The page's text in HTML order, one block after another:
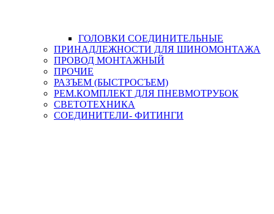
ГОЛОВКИ СОЕДИНИТЕЛЬНЫЕ
ПРИНАДЛЕЖНОСТИ ДЛЯ ШИНОМОНТАЖА
ПРОВОД МОНТАЖНЫЙ
ПРОЧИЕ
РАЗЪЕМ (БЫСТРОСЪЕМ)
РЕМ.КОМПЛЕКТ ДЛЯ ПНЕВМОТРУБОК
СВЕТОТЕХНИКА
СОЕДИНИТЕЛИ- ФИТИНГИ